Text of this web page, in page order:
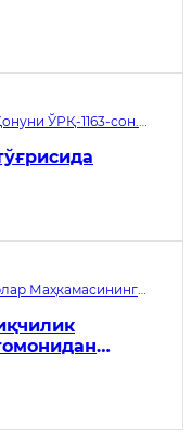
ЎРҚ-1163-сон.
Маҳкамасининг